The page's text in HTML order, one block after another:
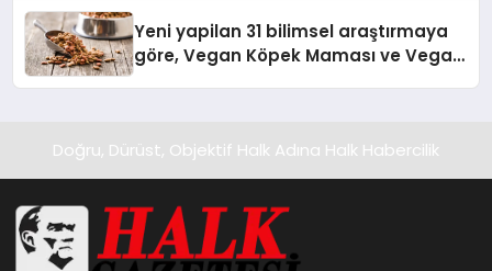
Yeni yapilan 31 bilimsel araştırmaya
göre, Vegan Köpek Maması ve Vegan
Doğru, Dürüst, Objektif Halk Adına Halk Habercilik